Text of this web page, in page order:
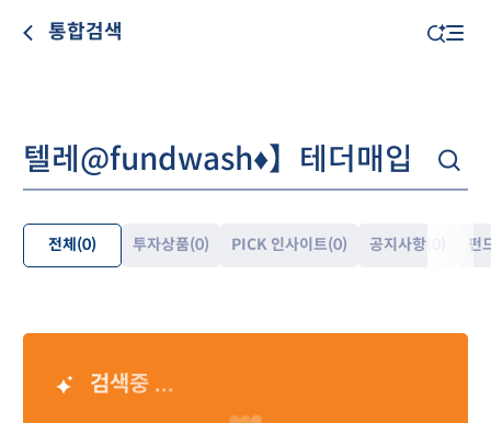
통합검색
전체 (0) 투자상품(0) PICK 인사이트(0) 공지사항 펀
검색중 ...